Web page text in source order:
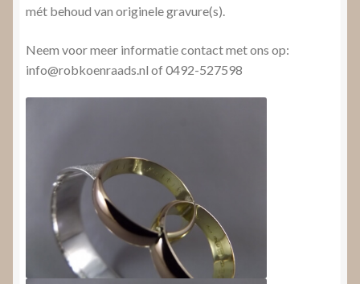
mét behoud van originele gravure(s).
Neem voor meer informatie contact met ons op:
info@robkoenraads.nl of 0492-527598